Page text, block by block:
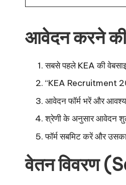
आवेदन करने
सबसे पहले KEA की
“KEA Recruitment
आवेदन फॉर्म भरें और
श्रेणी के अनुसार आवेदन
फॉर्म सबमिट करें और
वेतन विवरण